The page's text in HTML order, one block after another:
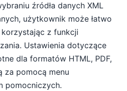
źródła danych XML
użytkownik może łatwo
z funkcji
Ustawienia dotyczące
dla formatów HTML, PDF,
za pomocą menu
pomocniczych.